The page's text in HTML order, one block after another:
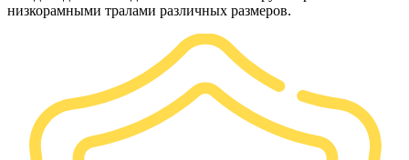
низкорамными тралами различных размеров.